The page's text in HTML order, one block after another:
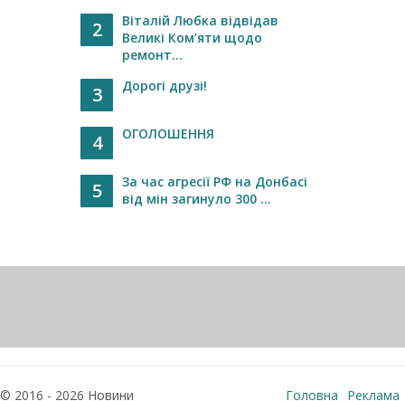
2
Віталій Любка відвідав
Великі Ком’яти щодо
ремонт...
3 Дорогі друзі!
4 ОГОЛОШЕННЯ
5
За час агресії РФ на Донбасі
від мін загинуло 300 ...
© 2016 - 2026 Новини Головна Реклама